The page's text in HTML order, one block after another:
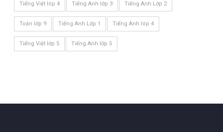
Tiếng Việt lóp 4 Tiếng Anh lớp 3 Tiếng Anh Lớp 2
Toán lớp 9 Tiếng Anh Lớp 1 Tiếng Anh lóp 4
Tiếng Việt lớp 5 Tiếng Anh lớp 5